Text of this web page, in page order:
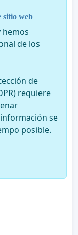
sitio web
hemos
de los
de
requiere
se
posible.